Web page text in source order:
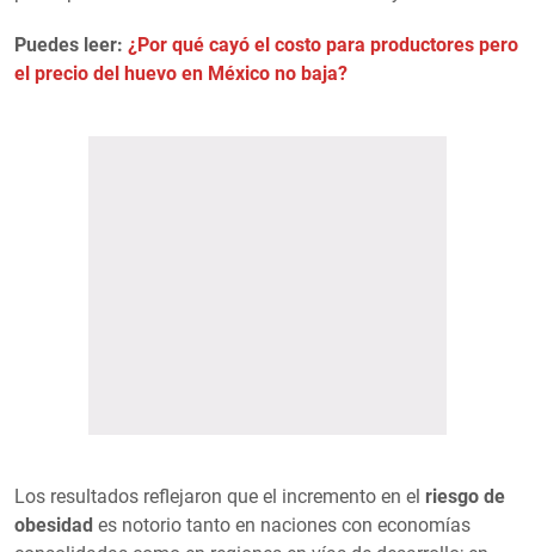
Puedes leer: ¿Por qué cayó el costo para productores pero
el precio del huevo en México no baja?
Los resultados reflejaron que el incremento en el riesgo de
obesidad es notorio tanto en naciones con economías